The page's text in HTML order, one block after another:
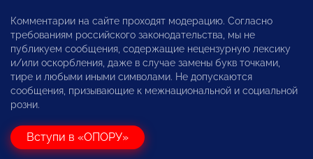
Комментарии на сайте проходят модерацию. Согласно
требованиям российского законодательства, мы не
публикуем сообщения, содержащие нецензурную лексику
и/или оскорбления, даже в случае замены букв точками,
тире и любыми иными символами. Не допускаются
сообщения, призывающие к межнациональной и социальной
розни.
Вступи в «ОПОРУ»